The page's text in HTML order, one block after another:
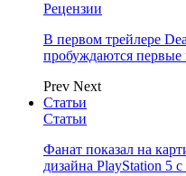
Рецензии
В первом трейлере
пробуждаются
Prev Next
Статьи
Статьи
Фанат показал на
дизайна PlayStation 5